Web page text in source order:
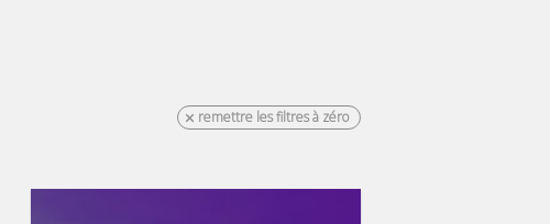
remettre les filtres à zéro